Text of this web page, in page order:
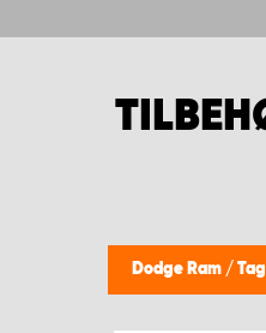
Dodge Ram /